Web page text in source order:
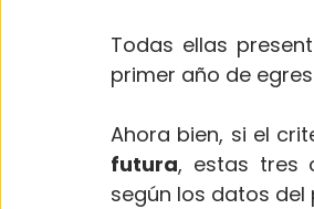
Todas ellas
primer año de
Ahora bien, si el
futura, estas tres
según los datos del